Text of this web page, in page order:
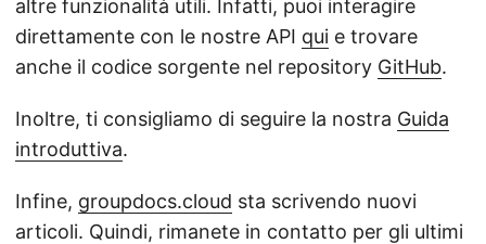
altre funzionalità utili. Infatti, puoi interagire
direttamente con le nostre API qui e trovare
anche il codice sorgente nel repository GitHub.
Inoltre, ti consigliamo di seguire la nostra Guida
introduttiva.
Infine, groupdocs.cloud sta scrivendo nuovi
articoli. Quindi, rimanete in contatto per gli ultimi